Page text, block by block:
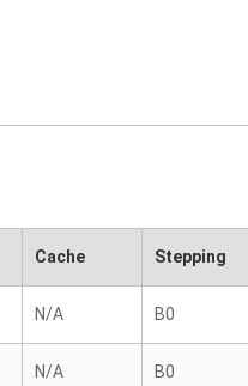
Cache Stepping
N/A B0
N/A B0